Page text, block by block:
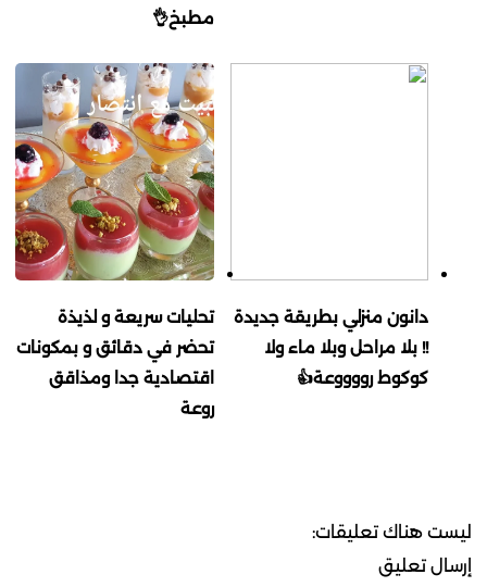
مطبخ👌
دانون منزلي بطريقة جديدة
!! بلا مراحل وبلا ماء ولا
كوكوط رووووعة👍
تحليات سريعة و لذيذة
تحضر في دقائق و بمكونات
اقتصادية جدا ومذاقق
روعة
ليست هناك تعليقات:
إرسال تعليق